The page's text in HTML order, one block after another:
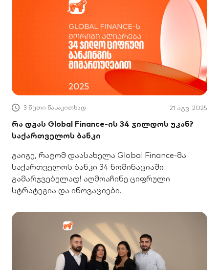
3 წუთი წასაკითხად 21 აგვ. 2025
რა დგას Global Finance-ის 34 ჯილდოს უკან?
საქართველოს ბანკი
გაიგე, რატომ დაასახელა Global Finance-მა
საქართველოს ბანკი 34 ნომინაციაში
გამარჯვებულად! აღმოაჩინე ციფრული
სტრატეგია და ინოვაციები.